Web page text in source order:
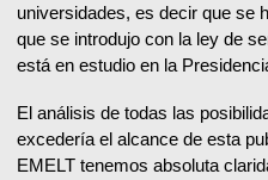
universidades, es decir que se
que se introdujo con la ley de
está en estudio en la
El análisis de todas las
excedería el alcance de esta
EMELT tenemos absoluta